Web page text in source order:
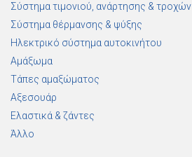
Σύστημα τιμονιού, ανάρτησης & τροχών
Σύστημα θέρμανσης & ψύξης
Ηλεκτρικό σύστημα αυτοκινήτου
Αμάξωμα
Τάπες αμαξώματος
Αξεσουάρ
Ελαστικά & ζάντες
Άλλο